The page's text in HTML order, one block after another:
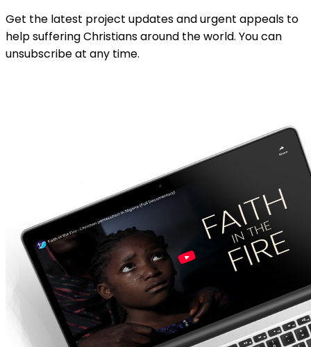
Get the latest project updates and urgent appeals to
help suffering Christians around the world. You can
unsubscribe at any time.